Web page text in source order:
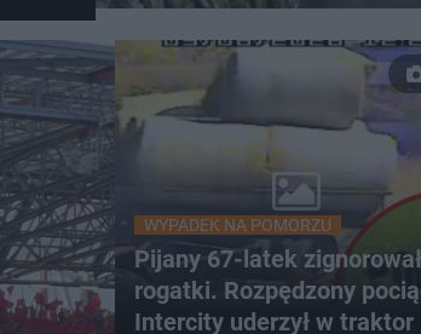
WYPADEK NA POMORZU
Pijany 67-latek zignorował
rogatki. Rozpędzony
Intercity uderzył w traktor